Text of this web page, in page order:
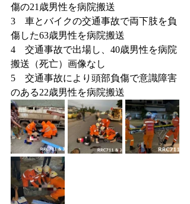
傷の21歳男性を病院搬送
3　車とバイクの交通事故で両下肢を負
傷した63歳男性を病院搬送
4　交通事故で出場し、40歳男性を病院
搬送（死亡）画像なし
5　交通事故により頭部負傷で意識障害
のある22歳男性を病院搬送